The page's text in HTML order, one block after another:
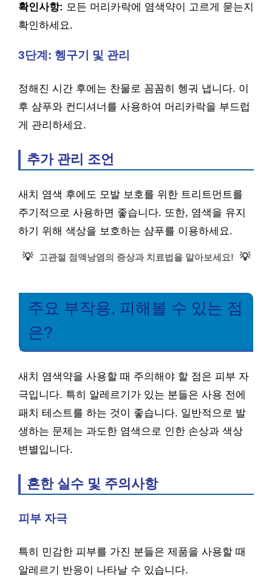
확인사항: 모든 머리카락에 염색약이 고르게 묻는지
확인하세요.
3단계: 헹구기 및 관리
정해진 시간 후에는 찬물로 꼼꼼히 헹궈 냅니다. 이
후 샴푸와 컨디셔너를 사용하여 머리카락을 부드럽
게 관리하세요.
추가 관리 조언
새치 염색 후에도 모발 보호를 위한 트리트먼트를
주기적으로 사용하면 좋습니다. 또한, 염색을 유지
하기 위해 색상을 보호하는 샴푸를 이용하세요.
💡 고관절 점액낭염의 증상과 치료법을 알아보세요! 💡
주요 부작용, 피해볼 수 있는 점
은?
새치 염색약을 사용할 때 주의해야 할 점은 피부 자
극입니다. 특히 알레르기가 있는 분들은 사용 전에
패치 테스트를 하는 것이 좋습니다. 일반적으로 발
생하는 문제는 과도한 염색으로 인한 손상과 색상
변별입니다.
흔한 실수 및 주의사항
피부 자극
특히 민감한 피부를 가진 분들은 제품을 사용할 때
알레르기 반응이 나타날 수 있습니다.